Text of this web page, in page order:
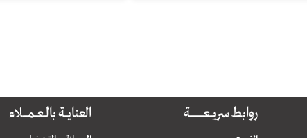
روابط سريــــعــــــــــــــــــــة العنايـــــة بالـــعــــمـــــــلاء